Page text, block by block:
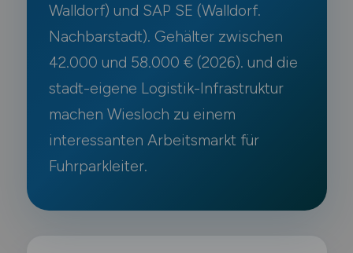
Walldorf) und SAP SE (Walldorf.
Nachbarstadt). Gehälter zwischen
42.000 und 58.000 € (2026). und die
stadt-eigene Logistik-Infrastruktur
machen Wiesloch zu einem
interessanten Arbeitsmarkt für
Fuhrparkleiter.